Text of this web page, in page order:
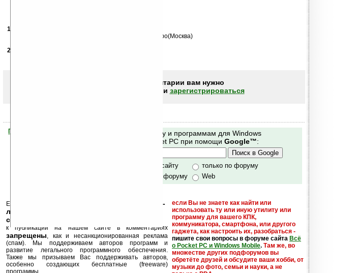
14.01.2007
Ставь НАТЕК(Украина),ГисРусса(Все)и ПокетГПСПро(Москва)
21.06.2007
Чтобы писать комментарии вам нужно
или зарегистрироваться
Помогите Ладошкам стать лучше
Поиск по сайту и программам для Windows
Mobile и Pocket PC при помощи Google™:
только по сайту
только по форуму
по сайту и форуму
Web
Еще раз обращаем внимание, что
кейгены, кряки -
лекарства, серийные номера, ключи и
ссылки на варезные сайты
если Вы не знаете как найти или
использовать ту или иную утилиту или
программу для вашего КПК,
коммуникатора, смартфона, или другого
гаджета, как настроить их, разобраться -
пишите свои вопросы в форуме сайта Всё
о Pocket PC и Windows Mobile. Там же, во
множестве других подфорумов вы
обретёте друзей и обсудите ваши хобби, от
музыки до фото, семьи и науки, а не
к публикации на нашем сайте в комментариях
запрещены, как и несанкционированная реклама
(спам). Мы поддерживаем авторов программ и
развитие легального программного обеспечения.
Также мы призываем Вас поддерживать авторов,
особенно создающих бесплатные (freeware)
программы.